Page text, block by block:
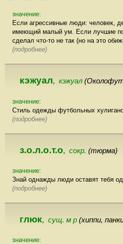
значение:
Если агрессивные люди: человек,
имеющий малый ум. Если лучшие
сделал что-то не так (но на это
(подробнее)
кэжуал, кэжуал
значение:
Стиль одежды футбольных
(подробнее)
з.о.л.о.т.о, сокр. (тюрма)
значение:
Знай однажды люди оставят тебя
(подробнее)
глюк, сущ. м р (хиппи,
значение: